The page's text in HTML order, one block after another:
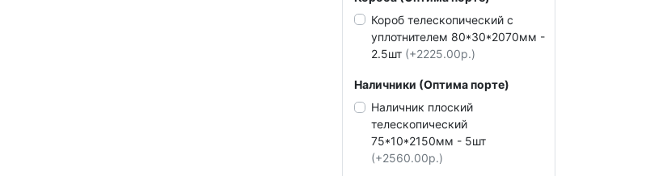
Короб телескопический с
уплотнителем 80*30*2070мм -
2.5шт (+2225.00р.)
Наличники (Оптима порте)
Наличник плоский
телескопический
75*10*2150мм - 5шт
(+2560.00р.)